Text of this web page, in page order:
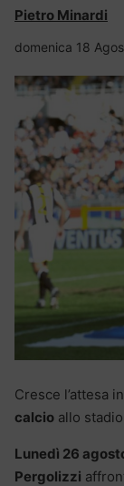
Pietro Minardi
domenica 18
Cresce l’attesa
calcio allo stadio
Lunedì 26
Pergolizzi